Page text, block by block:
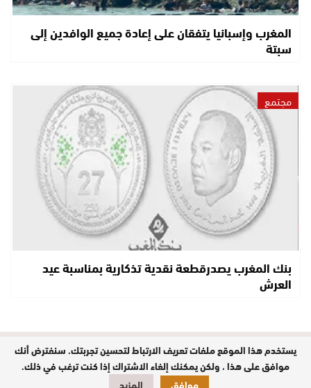
المغرب وإسبانيا يتفقان على إعادة جميع الوافدين إلى
سبتة
مجتمع
بنك المغرب يصدرقطعة نقدية تذكارية بمناسبة عيد
العرش
مدير النشر : حفيظة الدليمي / جميع
الحقوق محفوظة © 2026
تصميم وبرمجة
يستخدم هذا الموقع ملفات تعريف الارتباط لتحسين تجربتك. سنفترض أنك
موافق على هذا ، ولكن يمكنك إلغاء الاشتراك إذا كنت ترغب في ذلك.